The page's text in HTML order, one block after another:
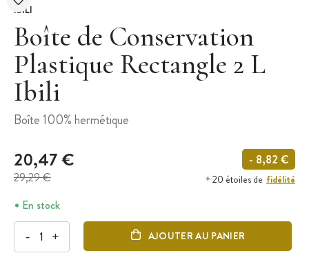
IBILI
Boîte de Conservation
Plastique Rectangle 2 L
Ibili
Boîte 100% hermétique
20,47 €
29,29 €
- 8,82 €
+ 20 étoiles de fidélité
En stock
- + AJOUTER AU PANIER